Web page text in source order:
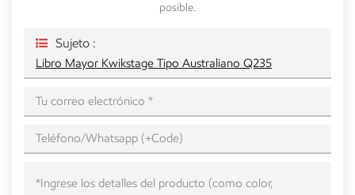
posible.
Sujeto :
Libro Mayor Kwikstage Tipo Australiano Q235